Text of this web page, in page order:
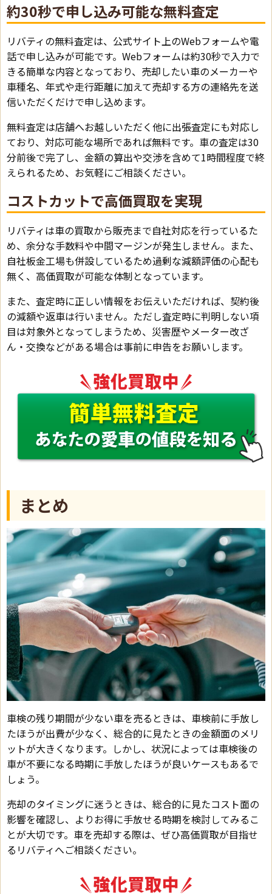
約30秒で申し込み可能な無料査定
リバティの無料査定は、公式サイト上のWebフォームや電
話で申し込みが可能です。Webフォームは約30秒で入力で
きる簡単な内容となっており、売却したい車のメーカーや
車種名、年式や走行距離に加えて売却する方の連絡先を送
信いただくだけで申し込めます。
無料査定は店舗へお越しいただく他に出張査定にも対応し
ており、対応可能な場所であれば無料です。車の査定は30
分前後で完了し、金額の算出や交渉を含めて1時間程度で終
えられるため、お気軽にご相談ください。
コストカットで高価買取を実現
リバティは車の買取から販売まで自社対応を行っているた
め、余分な手数料や中間マージンが発生しません。また、
自社板金工場も併設しているため過剰な減額評価の心配も
無く、高価買取が可能な体制となっています。
また、査定時に正しい情報をお伝えいただければ、契約後
の減額や返車は行いません。ただし査定時に判明しない項
目は対象外となってしまうため、災害歴やメーター改ざ
ん・交換などがある場合は事前に申告をお願いします。
まとめ
車検の残り期間が少ない車を売るときは、車検前に手放し
たほうが出費が少なく、総合的に見たときの金額面のメリ
ットが大きくなります。しかし、状況によっては車検後の
車が不要になる時期に手放したほうが良いケースもあるで
しょう。
売却のタイミングに迷うときは、総合的に見たコスト面の
影響を確認し、よりお得に手放せる時期を検討してみるこ
とが大切です。車を売却する際は、ぜひ高価買取が目指せ
るリバティへご相談ください。